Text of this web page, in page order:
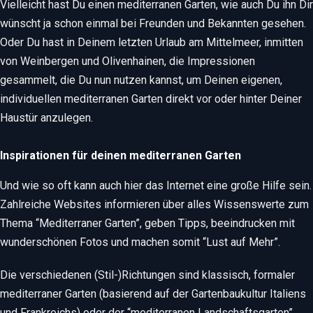
Vielleicht hast Du einen mediterranen Garten, wie auch Du ihn Dir
wünscht ja schon einmal bei Freunden und Bekannten gesehen.
Oder Du hast in Deinem letzten Urlaub am Mittelmeer, inmitten
von Weinbergen und Olivenhainen, die Impressionen
gesammelt, die Du nun nutzen kannst, um Deinen eigenen,
individuellen mediterranen Garten direkt vor oder hinter Deiner
Haustür anzulegen.
Inspirationen für deinen mediterranen Garten
Und wie so oft kann auch hier das Internet eine große Hilfe sein.
Zahlreiche Websites informieren über alles Wissenswerte zum
Thema “Mediterraner Garten”, geben Tipps, beeindrucken mit
wunderschönen Fotos und machen somit “Lust auf Mehr”.
Die verschiedenen (Stil-)Richtungen sind klassisch, formaler
mediterraner Garten (basierend auf der Gartenbaukultur Italiens